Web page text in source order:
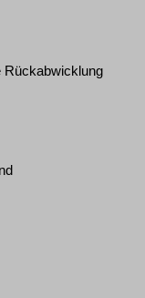
Rückabwicklung